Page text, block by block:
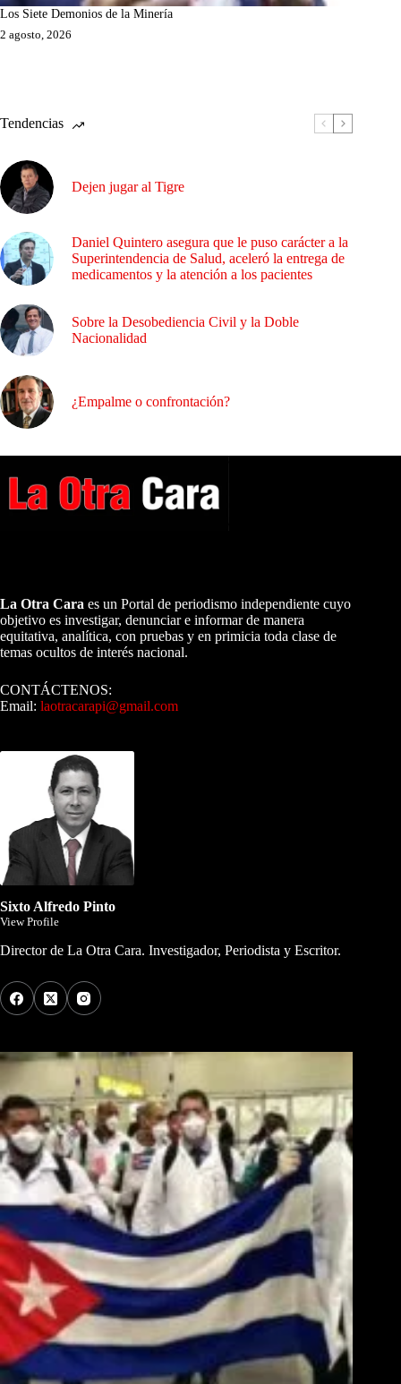
Los Siete Demonios de la Minería
2 agosto, 2026
Tendencias
Dejen jugar al Tigre
Daniel Quintero asegura que le puso carácter a la
Superintendencia de Salud, aceleró la entrega de
medicamentos y la atención a los pacientes
Sobre la Desobediencia Civil y la Doble
Nacionalidad
¿Empalme o confrontación?
La Otra Cara es un Portal de periodismo independiente cuyo
objetivo es investigar, denunciar e informar de manera
equitativa, analítica, con pruebas y en primicia toda clase de
temas ocultos de interés nacional.
CONTÁCTENOS:
Email: laotracarapi@gmail.com
Sixto Alfredo Pinto
View Profile
Director de La Otra Cara. Investigador, Periodista y Escritor.